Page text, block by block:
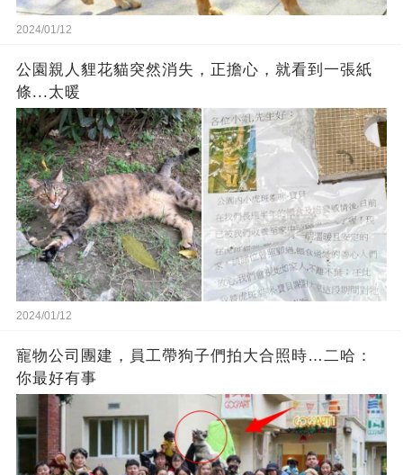
2024/01/12
公園親人貍花貓突然消失，正擔心，就看到一張紙
條...太暖
2024/01/12
寵物公司團建，員工帶狗子們拍大合照時…二哈：
你最好有事